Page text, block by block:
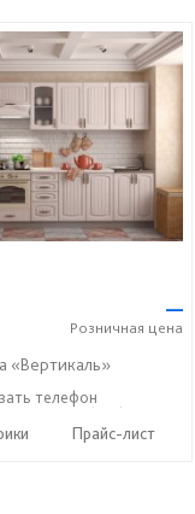
—
Розничная цена
«Вертикаль»
88 ☎+7 (927) 38-003-77
телефон
Прайс-лист